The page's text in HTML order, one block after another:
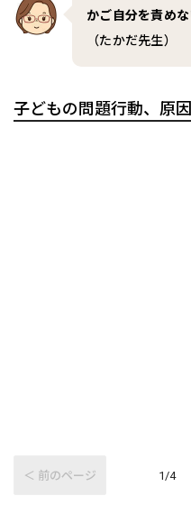
かご自分を責め
（たかだ先生）
子どもの問題行動、原
＜ 前のページ 1/4